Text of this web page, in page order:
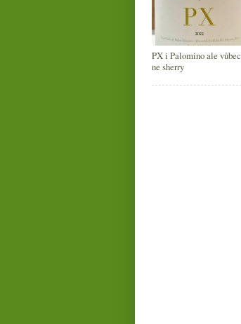
PX i Palomino ale vůbec
ne sherry